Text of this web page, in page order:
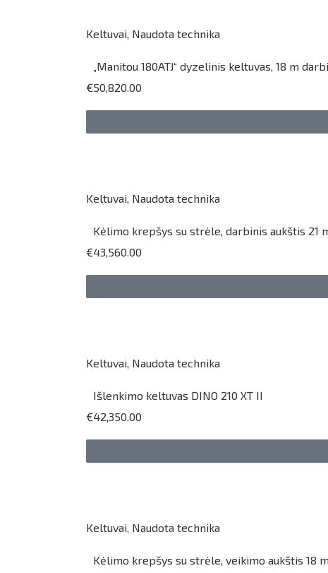
Keltuvai Naudota technika
„Manitou 180ATJ“ dyzelinis keltuvas, 18 m
€50,820.00
Keltuvai Naudota technika
Kėlimo krepšys su strėle, darbinis aukštis 21
€43,560.00
Keltuvai Naudota technika
Išlenkimo keltuvas DINO 210 XT II
€42,350.00
Keltuvai Naudota technika
Kėlimo krepšys su strėle, veikimo aukštis 18 m,